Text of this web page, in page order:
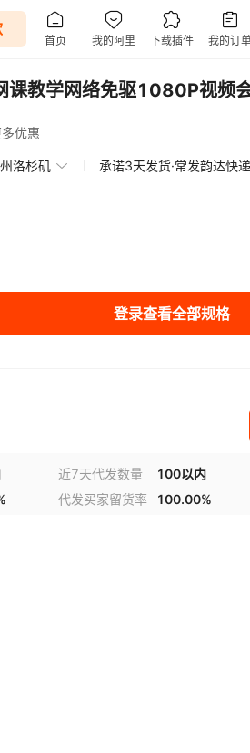
课教学网络免驱1080P视频
优惠
洛杉矶 承诺3天发货·常发韵达快递
登录查看全部规格
近7天代发数量 100以内
代发买家留货率 100.00%